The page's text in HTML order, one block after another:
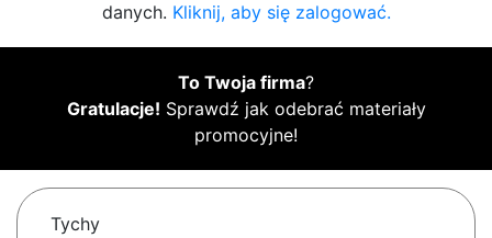
danych. Kliknij, aby się zalogować.
To Twoja firma?
Gratulacje! Sprawdź jak odebrać materiały
promocyjne!
Tychy